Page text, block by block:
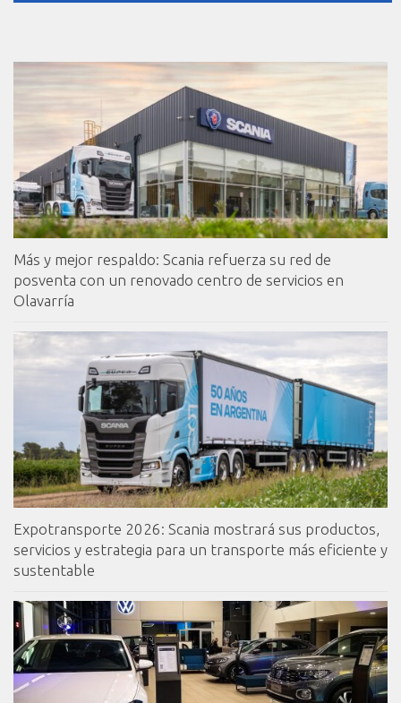
Más y mejor respaldo: Scania refuerza su red de
posventa con un renovado centro de servicios en
Olavarría
Expotransporte 2026: Scania mostrará sus productos,
servicios y estrategia para un transporte más eficiente y
sustentable